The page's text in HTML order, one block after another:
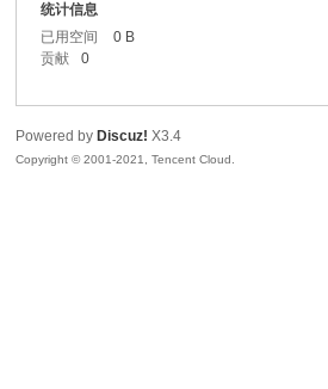
汇
统计信息
已用空间
0 B
贡献
0
Powered by Discuz! X3.4
Copyright © 2001-2021, Tencent Cloud.